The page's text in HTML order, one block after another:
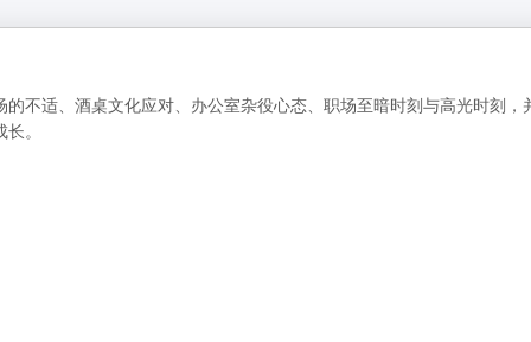
不适、酒桌文化应对、办公室杂役心态、职场至暗时刻与高光时刻，
。